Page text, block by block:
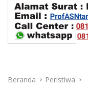
Beranda Peristiwa